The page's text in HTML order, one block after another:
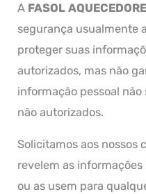
A FASOL
segurança usualmente
proteger suas
autorizados, mas não
informação pessoal
não autorizados.
Solicitamos aos nossos
revelem as
ou as usem para